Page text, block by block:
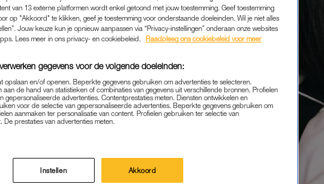
van 13 externe platformen wordt enkel getoond met jouw toestemming. Geef toestemming
op "Akkoord" te klikken, geef je toestemming voor onderstaande doeleinden. Wil je niet alles
Jouw keuze kun je opnieuw aanpassen via “Privacy-instellingen” onderaan onze websites
Lees meer in ons privacy- en cookiebeleid.
Raadpleeg ons cookiebeleid voor meer
gegevens voor de volgende doeleinden:
opslaan en/of openen. Beperkte gegevens gebruiken om advertenties te selecteren.
de hand van statistieken of combinaties van gegevens uit verschillende bronnen. Profielen
gepersonaliseerde advertenties. Contentprestaties meten. Diensten ontwikkelen en
voor de selectie van gepersonaliseerde advertenties. Beperkte gegevens gebruiken om
aanmaken ter personalisatie van content. Profielen gebruiken ter selectie van
De prestaties van advertenties meten.
Instellen Akkoord